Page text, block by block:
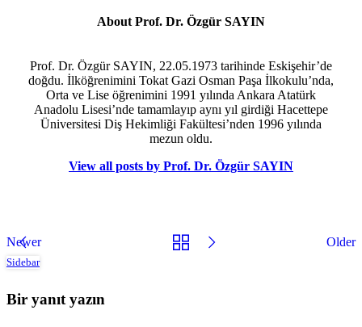
About Prof. Dr. Özgür SAYIN
Prof. Dr. Özgür SAYIN, 22.05.1973 tarihinde Eskişehir’de
doğdu. İlköğrenimini Tokat Gazi Osman Paşa İlkokulu’nda,
Orta ve Lise öğrenimini 1991 yılında Ankara Atatürk
Anadolu Lisesi’nde tamamlayıp aynı yıl girdiği Hacettepe
Üniversitesi Diş Hekimliği Fakültesi’nden 1996 yılında
mezun oldu.
View all posts by Prof. Dr. Özgür SAYIN
Newer Older
Bir yanıt yazın
Sidebar